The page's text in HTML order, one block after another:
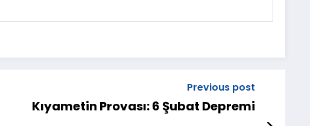
Previous post
Kıyametin Provası: 6 Şubat Depremi